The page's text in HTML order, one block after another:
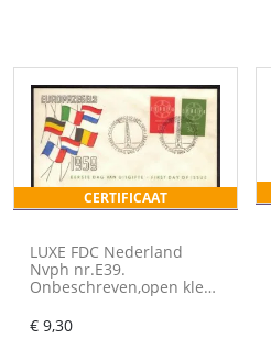
CERTIFICAAT
LUXE FDC Nederland
Nvph nr.E39.
Onbeschreven,open klep
€ 9,30